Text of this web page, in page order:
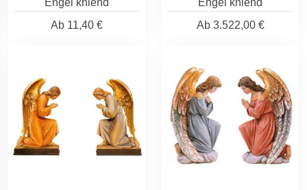
Engel kniend
Ab 11,40 €
Engel kniend
Ab3.522,00 €